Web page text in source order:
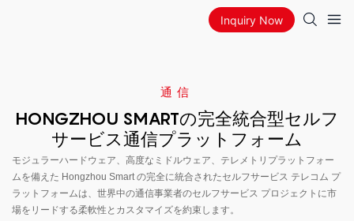
Inquiry Now
通信
HONGZHOU SMARTの完全統合型セルフ
サービス通信プラットフォーム
モジュラーハードウェア、高度なミドルウェア、テレメトリプラットフォー
ムを備えた Hongzhou Smart の完全に統合されたセルフサービス テレコム プ
ラットフォームは、世界中の通信事業者のセルフサービス プロジェクトに市
場をリードする柔軟性とカスタマイズを約束します。